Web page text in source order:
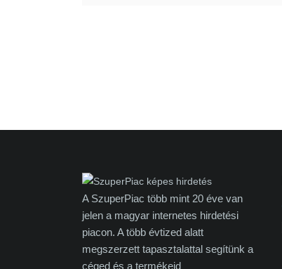
A SzuperPiac több mint 20 éve van
jelen a magyar internetes hirdetési
piacon. A több évtized alatt
megszerzett tapasztalattal segítünk a
céged és a termékeid